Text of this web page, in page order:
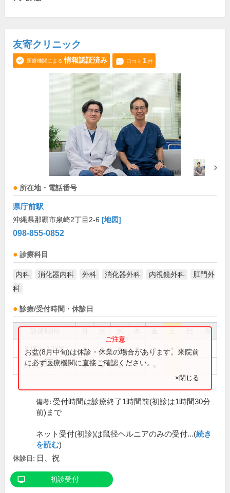
友寄クリニック
医療機関による 情報認証済み 口コミ 1件
所在地・電話番号
県庁前駅
沖縄県那覇市泉崎2丁目2-6 [地図]
098-855-0852
診療科目
内科 消化器内科 外科 消化器外科 内視鏡外科
肛門外
科
診療/受付時間・休診日
祝
9:00～13:00 ● ● ● ● ●
14:00～18:00 ● ● ●
お盆(8月中旬)は休診・休業の場合があります。来院前
に必ず医療機関に直接ご確認ください。
×閉じる
備考: 受付時間は診療終了1時間前(初診は1時間30分
前)まで
ネット受付(初診)は鼠径ヘルニアのみの受付...(続き
を読む)
休診日: 日、祝
初診受付